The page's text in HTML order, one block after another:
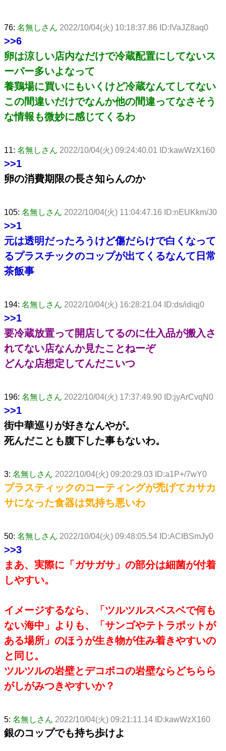
76: 名無しさん 2022/10/04(火) 10:18:37.86 ID:IVaJZ8aq0
>>6
卵は涼しい店内なだけで冷蔵配置にしてないス
ーパー多いよなって
養鶏場に買いにもいくけど冷蔵なんてしてない
この間違いだけでなんか他の間違ってなさそう
な情報も微妙に感じてくるわ
11: 名無しさん 2022/10/04(火) 09:24:40.01 ID:kawWzX160
>>1
卵の消費期限の長さ知らんのか
105: 名無しさん 2022/10/04(火) 11:04:47.16 ID:nEUKkm/J0
>>1
元は透明だったろうけど傷だらけで白くなって
るプラスチックのコップが出てくるなんて日常
茶飯事
194: 名無しさん 2022/10/04(火) 16:28:21.04 ID:ds/idiqj0
>>1
要冷蔵放置って開店してるのに仕入品が搬入さ
れてない店なんか見たことねーぞ
どんな店想定してんだこいつ
196: 名無しさん 2022/10/04(火) 17:37:49.90 ID:jyArCvqN0
>>1
街中華巡りが好きなんやが。
死んだことも腹下した事もないわ。
3: 名無しさん 2022/10/04(火) 09:20:29.03 ID:a1P+/7wY0
プラスティックのコーティングが禿げてカサカ
サになった食器は気持ち悪いわ
50: 名無しさん 2022/10/04(火) 09:48:05.54 ID:ACIBSmJy0
>>3
まあ、実際に「ガサガサ」の部分は細菌が付着
しやすい。
イメージするなら、「ツルツルスベスベで何も
ない海中」よりも、「サンゴやテトラポットが
ある場所」のほうが生き物が住み着きやすいの
と同じ。
ツルツルの岩壁とデコボコの岩壁ならどちらら
がしがみつきやすいか？
5: 名無しさん 2022/10/04(火) 09:21:11.14 ID:kawWzX160
銀のコップでも持ち歩けよ